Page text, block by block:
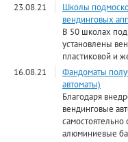
23.08.21
Школы
вендинговых
В 50 школах
установлены
пластиковой и
16.08.21
Фандоматы
автоматы)
Благодаря
вендинговые
самостоятельно
алюминиевые